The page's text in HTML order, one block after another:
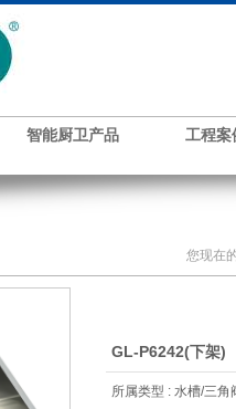
智能厨卫产品 工程案
您现在
GL-P6242(下架)
所属类型 : 水槽/三角